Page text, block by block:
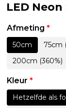
LED
Afmeting *
50cm 75cm
200cm (360%)
Kleur *
Hetzelfde als